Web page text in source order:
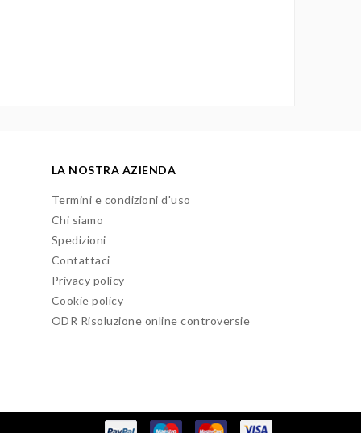
LA NOSTRA AZIENDA
Termini e condizioni d'uso
Chi siamo
Spedizioni
Contattaci
Privacy policy
Cookie policy
ODR Risoluzione online controversie